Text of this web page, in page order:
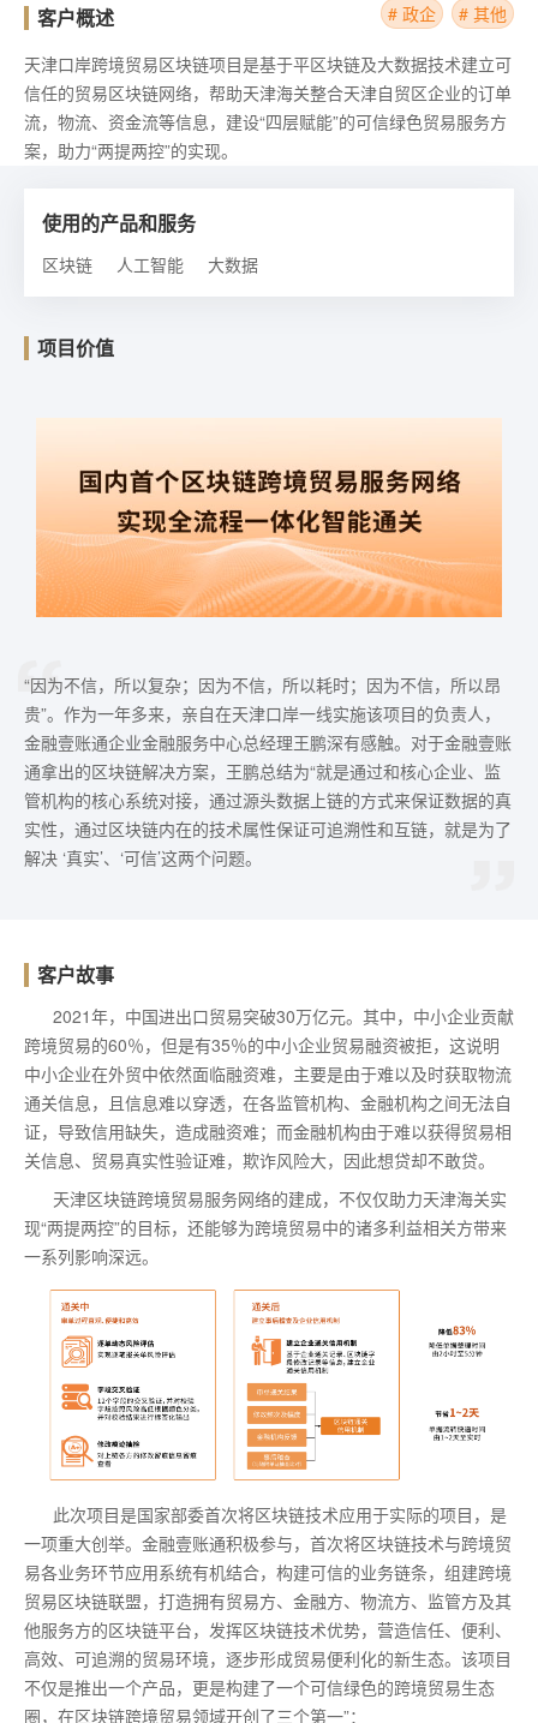
客户概述 # 政企 # 其他
天津口岸跨境贸易区块链项目是基于平区块链及大数据技术建立可
信任的贸易区块链网络，帮助天津海关整合天津自贸区企业的订单
流，物流、资金流等信息，建设“四层赋能”的可信绿色贸易服务方
案，助力“两提两控”的实现。
使用的产品和服务
区块链 人工智能 大数据
项目价值
“因为不信，所以复杂；因为不信，所以耗时；因为不信，所以昂
贵”。作为一年多来，亲自在天津口岸一线实施该项目的负责人，
金融壹账通企业金融服务中心总经理王鹏深有感触。对于金融壹账
通拿出的区块链解决方案，王鹏总结为“就是通过和核心企业、监
管机构的核心系统对接，通过源头数据上链的方式来保证数据的真
实性，通过区块链内在的技术属性保证可追溯性和互链，就是为了
解决 ‘真实’、‘可信’这两个问题。
客户故事
2021年，中国进出口贸易突破30万亿元。其中，中小企业贡献
跨境贸易的60％，但是有35％的中小企业贸易融资被拒，这说明
中小企业在外贸中依然面临融资难，主要是由于难以及时获取物流
通关信息，且信息难以穿透，在各监管机构、金融机构之间无法自
证，导致信用缺失，造成融资难；而金融机构由于难以获得贸易相
关信息、贸易真实性验证难，欺诈风险大，因此想贷却不敢贷。
天津区块链跨境贸易服务网络的建成，不仅仅助力天津海关实
现“两提两控”的目标，还能够为跨境贸易中的诸多利益相关方带来
一系列影响深远。
此次项目是国家部委首次将区块链技术应用于实际的项目，是
一项重大创举。金融壹账通积极参与，首次将区块链技术与跨境贸
易各业务环节应用系统有机结合，构建可信的业务链条，组建跨境
贸易区块链联盟，打造拥有贸易方、金融方、物流方、监管方及其
他服务方的区块链平台，发挥区块链技术优势，营造信任、便利、
高效、可追溯的贸易环境，逐步形成贸易便利化的新生态。该项目
不仅是推出一个产品，更是构建了一个可信绿色的跨境贸易生态
圈，在区块链跨境贸易领域开创了三个第一”：